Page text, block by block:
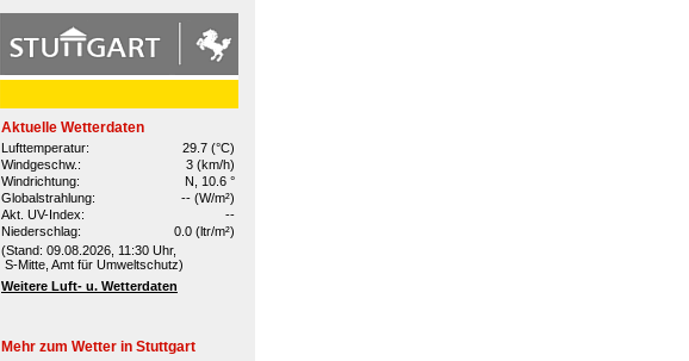
Aktuelle Wetterdaten
Lufttemperatur:
29.7 (°C)
Windgeschw.:
3 (km/h)
Windrichtung:
N, 10.6 °
Globalstrahlung:
-- (W/m²)
Akt. UV-Index:
--
Niederschlag:
0.0 (ltr/m²)
(Stand: 09.08.2026, 11:30 Uhr,
S-Mitte, Amt für Umweltschutz)
Weitere Luft- u. Wetterdaten
Mehr zum Wetter in Stuttgart